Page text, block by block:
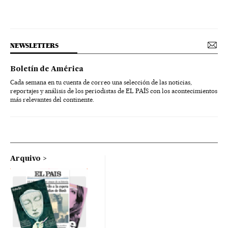
NEWSLETTERS
Boletín de América
Cada semana en tu cuenta de correo una selección de las noticias,
reportajes y análisis de los periodistas de EL PAÍS con los acontecimientos
más relevantes del continente.
Arquivo